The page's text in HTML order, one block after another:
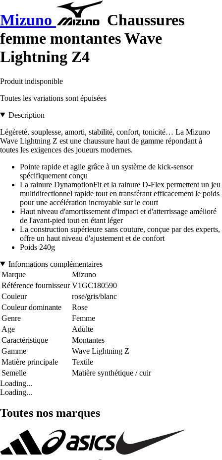
Mizuno
Chaussures
femme montantes Wave
Lightning Z4
Produit indisponible
Toutes les variations sont épuisées
Description
Légèreté, souplesse, amorti, stabilité, confort, tonicité… La Mizuno
Wave Lightning Z est une chaussure haut de gamme répondant à
toutes les exigences des joueurs modernes.
Pointe rapide et agile grâce à un système de kick-sensor
spécifiquement conçu
La rainure DynamotionFit et la rainure D-Flex permettent un jeu
multidirectionnel rapide tout en transférant efficacement le poids
pour une accélération incroyable sur le court
Haut niveau d'amortissement d'impact et d'atterrissage amélioré
de l'avant-pied tout en étant léger
La construction supérieure sans couture, conçue par des experts,
offre un haut niveau d'ajustement et de confort
Poids 240g
Informations complémentaires
Marque
Mizuno
Référence fournisseur V1GC180590
Couleur
rose/gris/blanc
Couleur dominante
Rose
Genre
Femme
Age
Adulte
Caractéristique
Montantes
Gamme
Wave Lightning Z
Matière principale
Textile
Semelle
Matière synthétique / cuir
Loading...
Loading...
Toutes nos marques